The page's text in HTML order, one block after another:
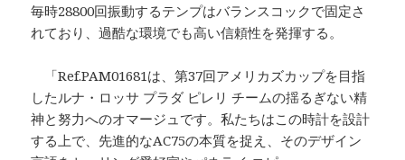
毎時28800回振動するテンプはバランスコックで固定さ
れており、過酷な環境でも高い信頼性を発揮する。
「Ref.PAM01681は、第37回アメリカズカップを目指
したルナ・ロッサ プラダ ピレリ チームの揺るぎない精
神と努力へのオマージュです。私たちはこの時計を設計
する上で、先進的なAC75の本質を捉え、そのデザイン